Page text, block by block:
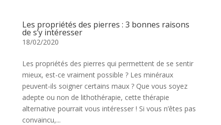
Les propriétés des pierres : 3 bonnes raisons
de s’y intéresser
18/02/2020
Les propriétés des pierres qui permettent de se sentir
mieux, est-ce vraiment possible ? Les minéraux
peuvent-ils soigner certains maux ? Que vous soyez
adepte ou non de lithothérapie, cette thérapie
alternative pourrait vous intéresser ! Si vous n’êtes pas
convaincu,...